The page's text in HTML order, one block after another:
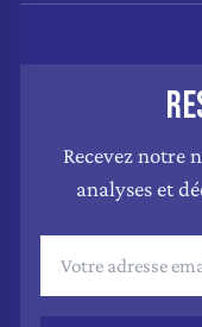
Recevez notre
analyses et